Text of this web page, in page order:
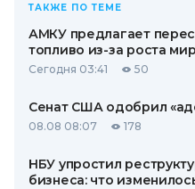
ТАКЖЕ ПО ТЕМЕ
АМКУ предлагает
топливо из-за роста
Сегодня 03:41 50
Сенат США одобрил
08.08 08:07 178
НБУ упростил
бизнеса: что